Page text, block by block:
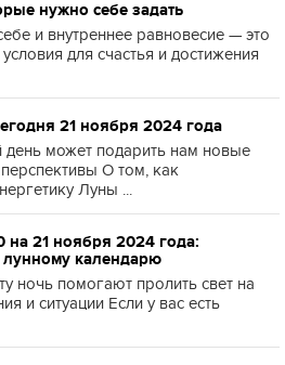
нужно себе задать
и внутреннее равновесие — это
для счастья и достижения
21 ноября 2024 года
может подарить нам новые
О том, как
Луны ...
на 21 ноября 2024 года:
лунному календарю
ночь помогают пролить свет на
и ситуации Если у вас есть